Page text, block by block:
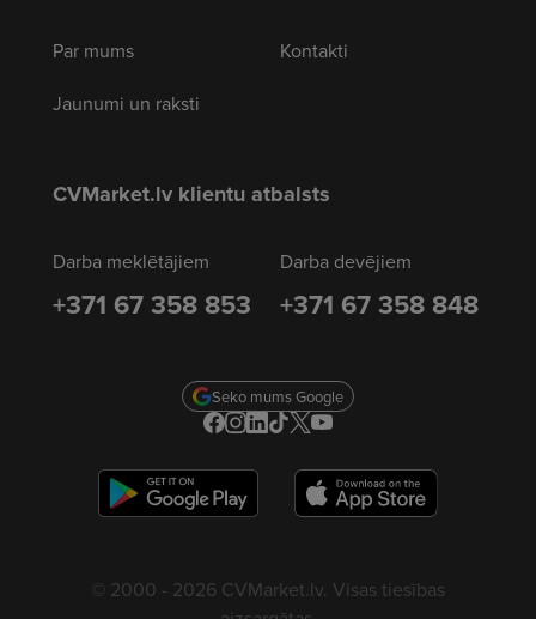
Par mums
Jaunumi un raksti
Kontakti
CVMarket.lv klientu atbalsts
Darba meklētājiem
+371 67 358 853
Darba devējiem
+371 67 358 848
Seko mums Google
© 2000 - 2026 CVMarket.lv. Visas tiesības